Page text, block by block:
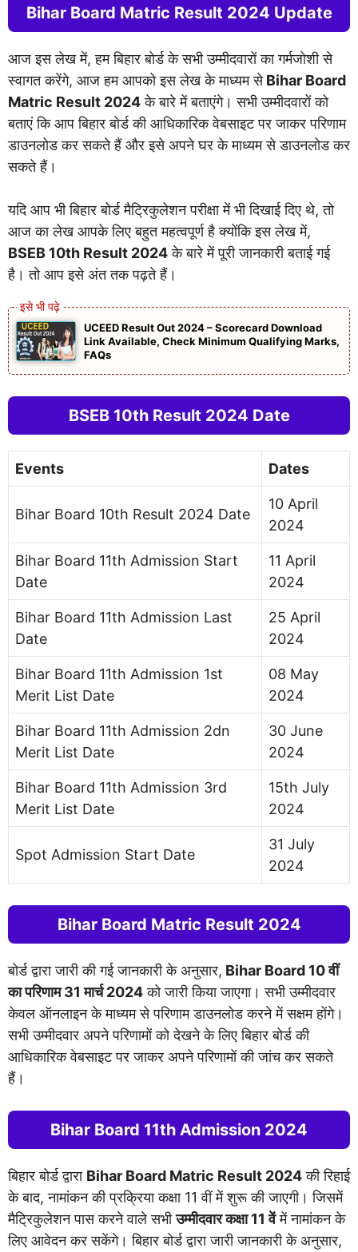
Bihar Board Matric Result 2024 Update
आज इस लेख में, हम बिहार बोर्ड के सभी उम्मीदवारों का गर्मजोशी से
स्वागत करेंगे, आज हम आपको इस लेख के माध्यम सेBihar Board
Matric Result 2024के बारे में बताएंगे। सभी उम्मीदवारों को
बताएं कि आप बिहार बोर्ड की आधिकारिक वेबसाइट पर जाकर परिणाम
डाउनलोड कर सकते हैं और इसे अपने घर के माध्यम से डाउनलोड कर
सकते हैं।
यदि आप भी बिहार बोर्ड मैट्रिकुलेशन परीक्षा में भी दिखाई दिए थे, तो
आज का लेख आपके लिए बहुत महत्वपूर्ण है क्योंकि इस लेख में,
BSEB 10th Result 2024के बारे में पूरी जानकारी बताई गई
है। तो आप इसे अंत तक पढ़ते हैं।
UCEED Result Out 2024 – Scorecard Download
Link Available, Check Minimum Qualifying Marks,
FAQs
BSEB 10th Result 2024 Date
Events Dates
Bihar Board 10th Result 2024 Date
10 April
2024
Bihar Board 11th Admission Start
Date
11 April
2024
Bihar Board 11th Admission Last
Date
25 April
2024
Bihar Board 11th Admission 1st
Merit List Date
08 May
2024
Bihar Board 11th Admission 2dn
Merit List Date
30 June
2024
Bihar Board 11th Admission 3rd
Merit List Date
15th July
2024
Spot Admission Start Date
31 July
2024
Bihar Board Matric Result 2024
बोर्ड द्वारा जारी की गई जानकारी के अनुसार, Bihar Board 10 वीं
का परिणाम 31 मार्च 2024को जारी किया जाएगा। सभी उम्मीदवार
केवल ऑनलाइन के माध्यम से परिणाम डाउनलोड करने में सक्षम होंगे।
सभी उम्मीदवार अपने परिणामों को देखने के लिए बिहार बोर्ड की
आधिकारिक वेबसाइट पर जाकर अपने परिणामों की जांच कर सकते
हैं।
Bihar Board 11th Admission 2024
बिहार बोर्ड द्वारा Bihar Board Matric Result 2024की रिहाई
के बाद, नामांकन की प्रक्रिया कक्षा 11 वीं में शुरू की जाएगी। जिसमें
मैट्रिकुलेशन पास करने वाले सभीउम्मीदवार कक्षा 11 वेंमें नामांकन के
लिए आवेदन कर सकेंगे। बिहार बोर्ड द्वारा जारी जानकारी के अनुसार,